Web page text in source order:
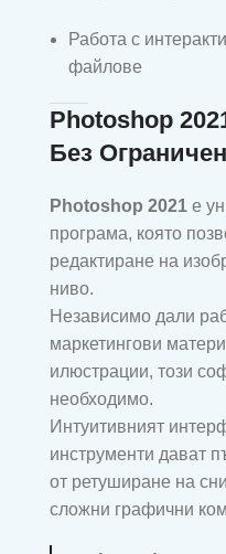
Работа с
файлове
Photoshop
Без
Photoshop 2021 е
програма, която
редактиране на
ниво.
Независимо дали
маркетингови
илюстрации, този
необходимо.
Интуитивният
инструменти дават
от ретуширане на
сложни графични